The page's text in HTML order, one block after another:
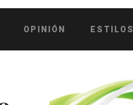
OPINIÓN ESTILOS